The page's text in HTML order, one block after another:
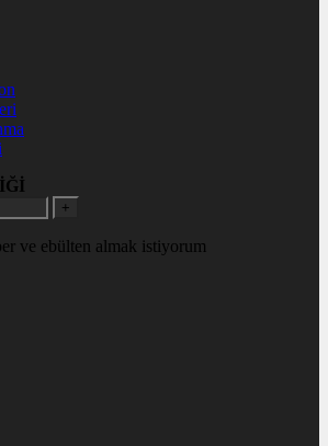
+
ve ebülten almak istiyorum